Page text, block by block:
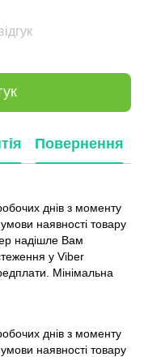
Повернення
днів з моменту
наявності товару
надішле Вам
у Viber
Мінімальна
днів з моменту
наявності товару